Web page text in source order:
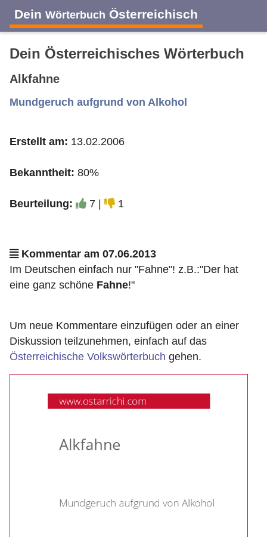
Dein Wörterbuch Österreichisch
A B C D E F G
J K L M
Dein Österreichisches Wörterbuch
Alkfahne
Mundgeruch aufgrund von Alkohol
Erstellt am: 13.02.2006
Bekanntheit: 80%
Beurteilung: 7 | 1
Kommentar am 07.06.2013
Im Deutschen einfach nur "Fahne"! z.B.:"Der hat
eine ganz schöne Fahne!"
Um neue Kommentare einzufügen oder an einer
Diskussion teilzunehmen, einfach auf das
Österreichische Volkswörterbuch gehen.